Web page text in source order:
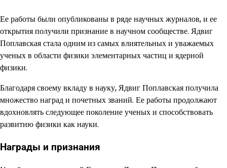
Ее работы были опубликованы в ряде научных журналов, и ее
открытия получили признание в научном сообществе. Ядвиг
Поплавская стала одним из самых влиятельных и уважаемых
ученых в области физики элементарных частиц и ядерной
физики.
Благодаря своему вкладу в науку, Ядвиг Поплавская получила
множество наград и почетных званий. Ее работы продолжают
вдохновлять следующее поколение ученых и способствовать
развитию физики как науки.
Награды и признания